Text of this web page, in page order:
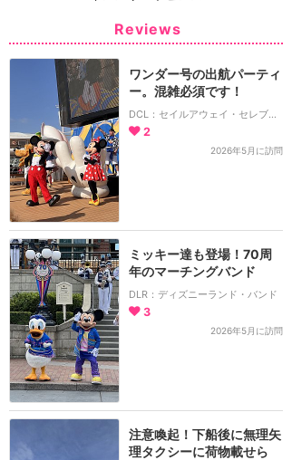
Reviews
ワンダー号の出航パーティ
ー。混雑必須です！
DCL：セイルアウェイ・セレブレーション
2
2026年5月に訪問
ミッキー達も登場！70周
年のマーチングバンド
DLR：ディズニーランド・バンド
3
2026年5月に訪問
注意喚起！下船後に無理矢
理タクシーに荷物載せら